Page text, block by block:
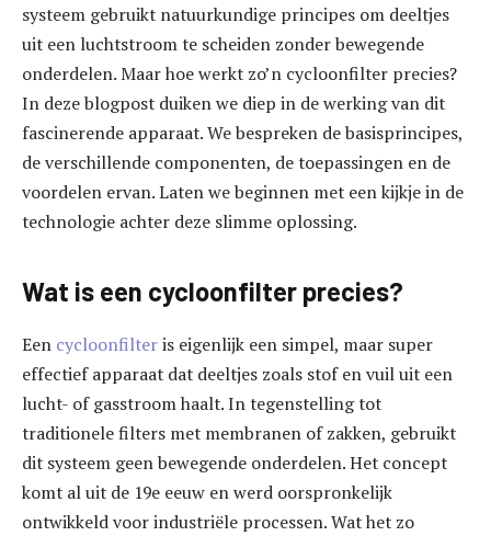
systeem gebruikt natuurkundige principes om deeltjes
uit een luchtstroom te scheiden zonder bewegende
onderdelen. Maar hoe werkt zo’n cycloonfilter precies?
In deze blogpost duiken we diep in de werking van dit
fascinerende apparaat. We bespreken de basisprincipes,
de verschillende componenten, de toepassingen en de
voordelen ervan. Laten we beginnen met een kijkje in de
technologie achter deze slimme oplossing.
Wat is een cycloonfilter precies?
Een cycloonfilteris eigenlijk een simpel, maar super
effectief apparaat dat deeltjes zoals stof en vuil uit een
lucht- of gasstroom haalt. In tegenstelling tot
traditionele filters met membranen of zakken, gebruikt
dit systeem geen bewegende onderdelen. Het concept
komt al uit de 19e eeuw en werd oorspronkelijk
ontwikkeld voor industriële processen. Wat het zo